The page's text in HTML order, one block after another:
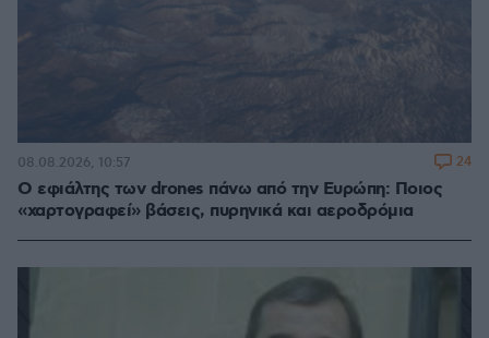
Ο εφιάλτης των drones πάνω από την Ευρώπη: Ποιος
«χαρτογραφεί» βάσεις, πυρηνικά και αεροδρόμια
08.08.2026, 10:57 24